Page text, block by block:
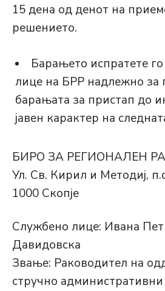
15 дена од денот на
решението.
Барањето испратете
лице на БРР надлежно за
барањата за пристап до
јавен карактер на
БИРО ЗА РЕГИОНАЛЕН
Ул. Св. Кирил и Методиј,
1000 Скопје
Службено лице: Ивана
Давидовска
Звање: Раководител на
стручно